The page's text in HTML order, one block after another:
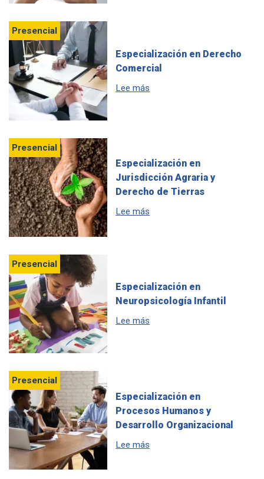
Presencial
Especialización en Derecho
Comercial
Lee más
Presencial
Especialización en
Jurisdicción Agraria y
Derecho de Tierras
Lee más
Presencial
Especialización en
Neuropsicología Infantil
Lee más
Presencial
Especialización en
Procesos Humanos y
Desarrollo Organizacional
Lee más